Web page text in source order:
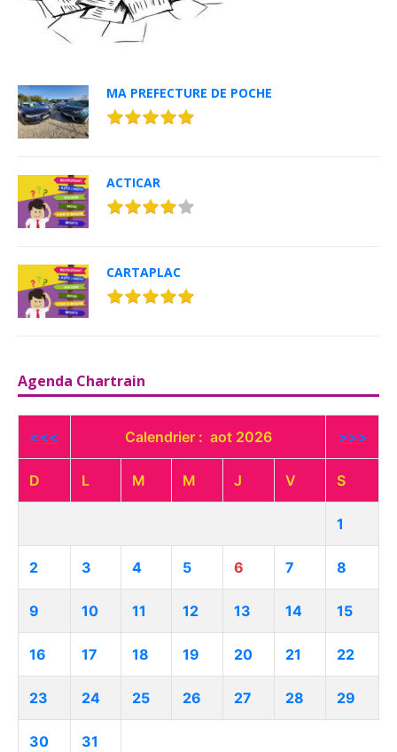
MA PREFECTURE DE POCHE
ACTICAR
CARTAPLAC
Agenda Chartrain
<<< Calendrier : aot 2026 >>>
D L M M J V S
1
2 3 4 5 6 7 8
9 10 11 12 13 14 15
16 17 18 19 20 21 22
23 24 25 26 27 28 29
30 31